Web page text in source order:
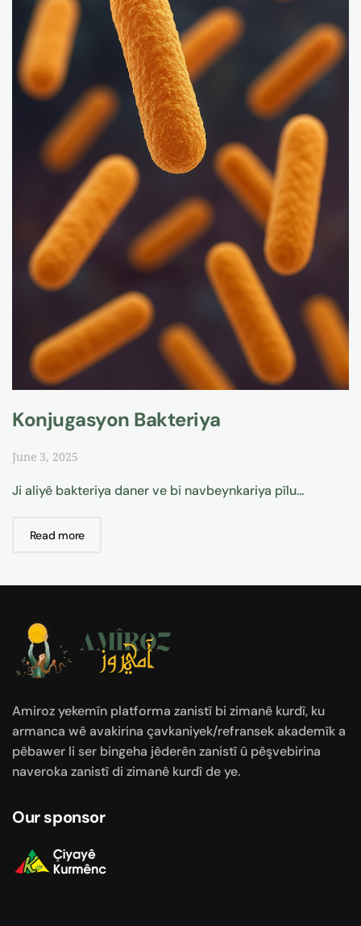
Konjugasyon Bakteriya
June 3, 2025
Ji aliyê bakteriya daner ve bi navbeynkariya pîlu…
Read more
Amiroz yekemîn platforma zanistî bi zimanê kurdî, ku
armanca wê avakirina çavkaniyek/refransek akademîk a
pêbawer li ser bingeha jêderên zanistî û pêşvebirina
naveroka zanistî di zimanê kurdî de ye.
Our sponsor